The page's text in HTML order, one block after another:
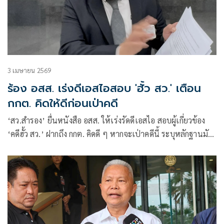
3 เมษายน 2569
ร้อง อสส. เร่งดีเอสไอสอบ 'ฮั้ว สว.' เตือน
กกต. คิดให้ดีก่อนเป่าคดี
‘สว.สำรอง’ ยื่นหนังสือ อสส. ให้เร่งรัดดีเอสไอ สอบผู้เกี่ยวข้อง
‘คดีฮั้ว สว.’ ฝากถึง กกต. คิดดี ๆ หากจะเป่าคดีนี้ ระบุหลักฐานมัด